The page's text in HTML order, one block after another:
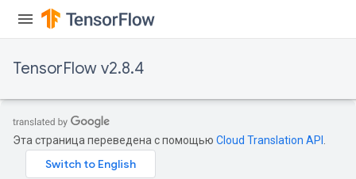
TensorFlow v2.8.4
Эта страница переведена с помощью Cloud Translation API